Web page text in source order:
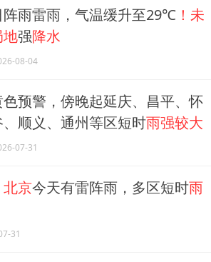
雨雷雨，气温缓升至29℃ ！未
地强降水
08-04
预警，傍晚起延庆、昌平、怀
顺义、通州等区短时雨强较大
07-31
北京今天有雷阵雨，多区短时雨
31